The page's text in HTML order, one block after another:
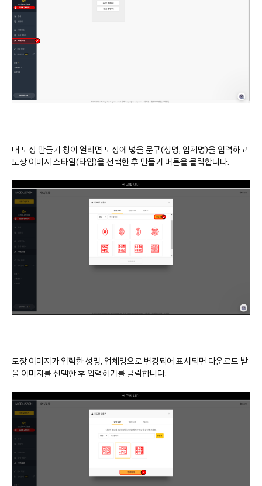
내 도장 만들기 창이 열리면 도장에 넣을 문구(성명, 업체명)을 입력하고
도장 이미지 스타일(타입)을 선택한 후 만들기 버튼을 클릭합니다.
도장 이미지가 입력한 성명, 업체명으로 변경되어 표시되면 다운로드 받
을 이미지를 선택한 후 입력하기를 클릭합니다.